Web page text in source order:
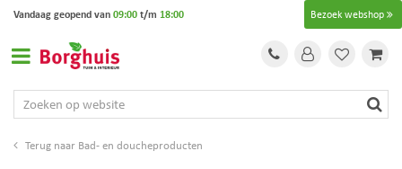
Bad- en doucheproducten
Bezoek webshop
Vandaag geopend van09:00t/m 18:00